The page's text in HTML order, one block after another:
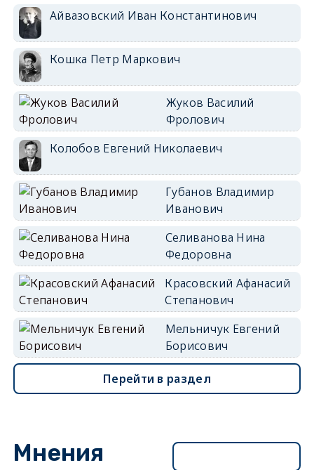
Айвазовский Иван Константинович
Кошка Петр Маркович
Жуков Василий
Фролович
Колобов Евгений Николаевич
Губанов Владимир
Иванович
Селиванова Нина
Федоровна
Красовский Афанасий
Степанович
Мельничук Евгений
Борисович
Перейти в раздел
Мнения